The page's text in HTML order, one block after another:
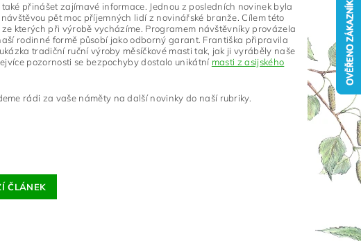
přinášet zajímavé informace. Jednou z posledních novinek byla
pět moc příjemných lidí z novinářské branže. Cílem této
kterých při výrobě vycházíme. Programem návštěvníky provázela
rodinné formě působí jako odborný garant. Františka připravila
tradiční ruční výroby měsíčkové masti tak, jak ji vyráběly naše
pozornosti se bezpochyby dostalo unikátní masti z asijského
rádi za vaše náměty na další novinky do naší rubriky.
ČLÁNEK